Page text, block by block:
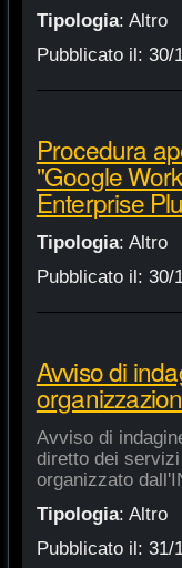
Tipologia: Altro
Pubblicato il: 30/
Procedura
"Google
Enterprise
Tipologia: Altro
Pubblicato il: 30/
Avviso di
Avviso di
diretto dei
organizzato
Tipologia: Altro
Pubblicato il: 31/